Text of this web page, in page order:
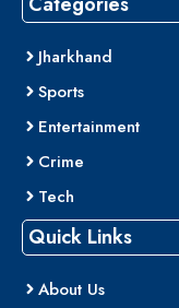
Jharkhand
Sports
Entertainment
Crime
Tech
Quick Links
About Us